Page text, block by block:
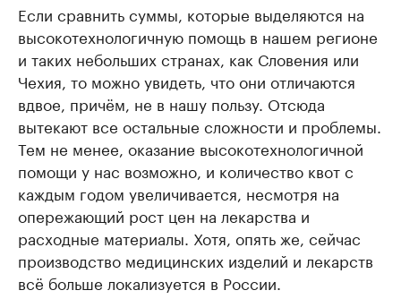
Если сравнить суммы, которые выделяются на
высокотехнологичную помощь в нашем регионе
и таких небольших странах, как Словения или
Чехия, то можно увидеть, что они отличаются
вдвое, причём, не в нашу пользу. Отсюда
вытекают все остальные сложности и проблемы.
Тем не менее, оказание высокотехнологичной
помощи у нас возможно, и количество квот с
каждым годом увеличивается, несмотря на
опережающий рост цен на лекарства и
расходные материалы. Хотя, опять же, сейчас
производство медицинских изделий и лекарств
всё больше локализуется в России.